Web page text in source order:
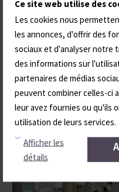
Ce site web utilise des
Les cookies nous
les annonces, d'offrir des
sociaux et d'analyser notre
des informations sur
partenaires de médias
peuvent combiner celles-ci
leur avez fournies ou qu'ils
utilisation de leurs services.
Afficher les
détails
LA ROUTE DES
CENTRAL